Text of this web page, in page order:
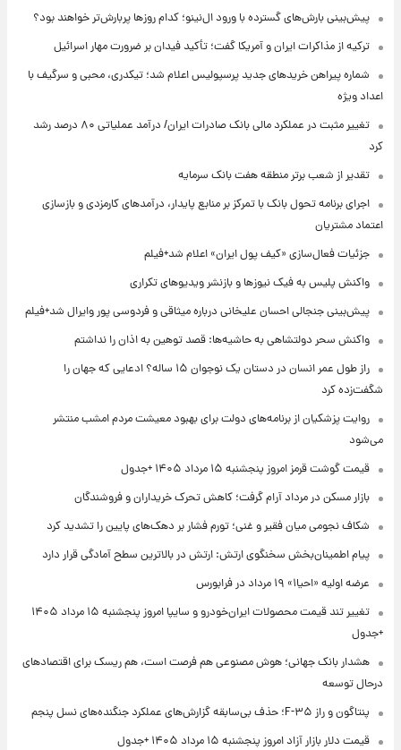
پیش‌بینی بارش‌های گسترده با ورود ال‌نینو؛ کدام روزها پربارش‌تر خواهند بود؟
ترکیه از مذاکرات ایران و آمریکا گفت؛ تأکید فیدان بر ضرورت مهار اسرائیل
شماره پیراهن خریدهای جدید پرسپولیس اعلام شد؛ تیکدری، محبی و سرگیف با
اعداد ویژه
تغییر مثبت در عملکرد مالی بانک صادرات ایران/ درآمد عملیاتی ۸۰ درصد رشد
کرد
تقدیر از شعب برتر منطقه هفت بانک سرمایه
اجرای برنامه تحول بانک با تمرکز بر منابع پایدار، درآمدهای کارمزدی و بازسازی
اعتماد مشتریان
جزئیات فعال‌سازی «کیف پول ایران» اعلام شد+فیلم
واکنش پلیس به فیک نیوزها و بازنشر ویدیوهای تکراری
پیش‌بینی جنجالی احسان علیخانی درباره میثاقی و فردوسی پور وایرال شد+فیلم
واکنش سحر دولتشاهی به حاشیه‌ها: قصد توهین به اذان را نداشتم
راز طول عمر انسان در دستان یک نوجوان ۱۵ ساله؟ ادعایی که جهان را
شگفت‌زده کرد
روایت پزشکیان از برنامه‌های دولت برای بهبود معیشت مردم امشب منتشر
می‌شود
قیمت گوشت قرمز امروز پنجشنبه ۱۵ مرداد ۱۴۰۵ +جدول
بازار مسکن در مرداد آرام گرفت؛ کاهش تحرک خریداران و فروشندگان
شکاف نجومی میان فقیر و غنی؛ تورم فشار بر دهک‌های پایین را تشدید کرد
پیام اطمینان‌بخش سخنگوی ارتش: ارتش در بالاترین سطح آمادگی قرار دارد
عرضه اولیه «احیا۱» ۱۹ مرداد در فرابورس
تغییر تند قیمت محصولات ایران‌خودرو و سایپا امروز پنجشنبه ۱۵ مرداد ۱۴۰۵
+جدول
هشدار بانک جهانی؛ هوش مصنوعی هم فرصت است، هم ریسک برای اقتصادهای
درحال توسعه
پنتاگون و راز F-۳۵؛ حذف بی‌سابقه گزارش‌های عملکرد جنگنده‌های نسل پنجم
قیمت دلار بازار آزاد امروز پنجشنبه ۱۵ مرداد ۱۴۰۵ +جدول